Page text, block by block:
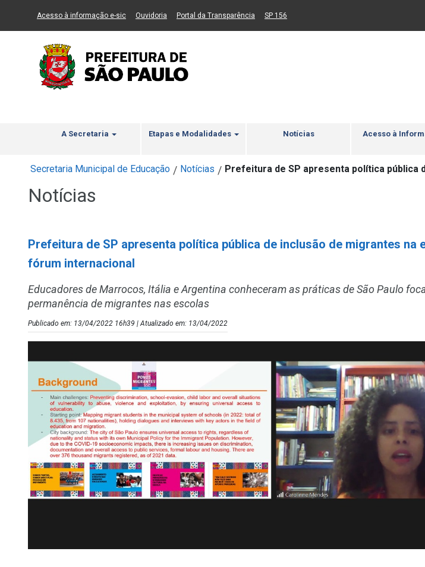
Ir ao Conteúdo Ir para menu principal 2 Ir para busca Ir para rodapé
Acesso à informação e-sic(Link para um novo sítio)
Ouvidoria (Link para um novo sítio)
Portal da Transparência (Link para um novo sítio)
SP 156
A Secretaria Etapas e Modalidades Notícias Acesso à
Secretaria Municipal de Educação / Notícias / Prefeitura de SP apresenta política pública
Notícias
Prefeitura de SP apresenta política pública de inclusão de migrantes na
fórum internacional
Educadores de Marrocos, Itália e Argentina conheceram as práticas de São Paulo
permanência de migrantes nas escolas
Publicado em: 13/04/2022 16h39 | Atualizado em: 13/04/2022